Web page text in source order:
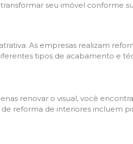
seu imóvel conforme
As empresas realizam
tipos de acabamento e
renovar o visual, você
reforma de interiores incluem